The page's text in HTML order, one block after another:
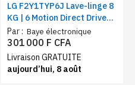
LG F2Y1TYP6J Lave-linge 8
KG | 6 Motion Direct Drive™ |
Steam +| Smart
Diagnosis™| Vitesse
d'essorage 1200 tr/min
Par : Baye électronique
301 000 F CFA
Livraison GRATUITE
aujourd’hui, 8 août